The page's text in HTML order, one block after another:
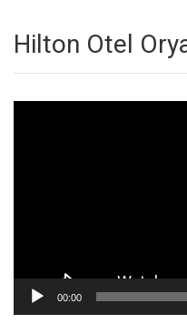
Hilton Otel
00:00